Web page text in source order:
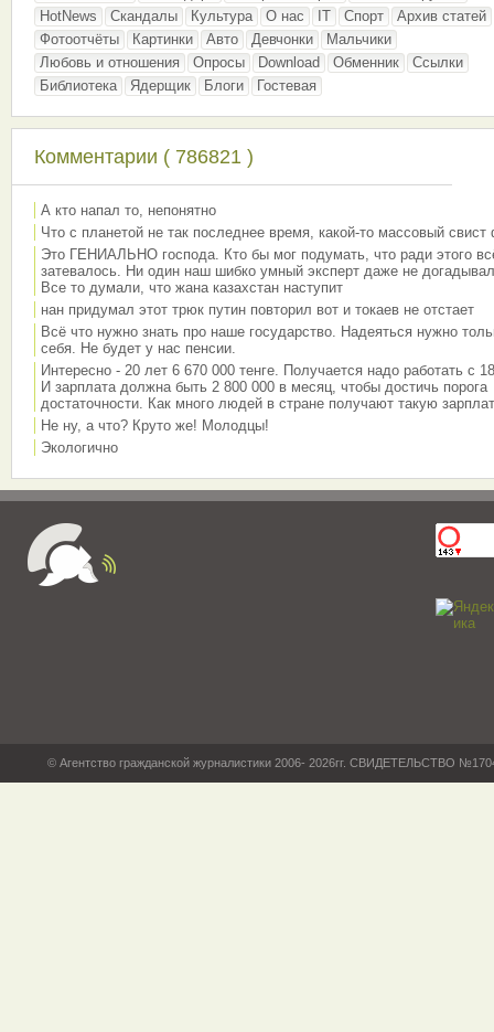
HotNews
Скандалы Культура О нас IT Спорт
Архив статей
Фотоотчёты
Картинки Авто Девчонки
Мальчики
Любовь и отношения
Опросы Download Обменник
Ссылки
Библиотека
Ядерщик Блоги Гостевая
Комментарии ( 786821 )
А кто напал то, непонятно
Что с планетой не так последнее время, какой-то массовый свист
Это ГЕНИАЛЬНО господа. Кто бы мог подумать, что ради этого
затевалось. Ни один наш шибко умный эксперт даже не
Все то думали, что жана казахстан наступит
нан придумал этот трюк путин повторил вот и токаев не отстает
Всё что нужно знать про наше государство. Надеяться нужно
себя. Не будет у нас пенсии.
Интересно - 20 лет 6 670 000 тенге. Получается надо работать с
И зарплата должна быть 2 800 000 в месяц, чтобы достичь порога
достаточности. Как много людей в стране получают такую
Не ну, а что? Круто же! Молодцы!
Экологично
© Агентство гражданской журналистики 2006- 2026гг. СВИДЕТЕЛЬСТВО